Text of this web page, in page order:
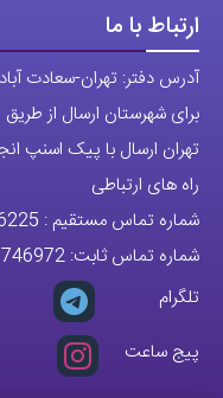
ارتباط با ما
آدرس دفتر: تهران-سعادت آباد-
برای شهرستان ارسال از
تهران ارسال با پیک اسنپ
راه های ارتباطی
شماره تماس مستقیم :
شماره تماس ثابت:
تلگرام
پیج ساعت